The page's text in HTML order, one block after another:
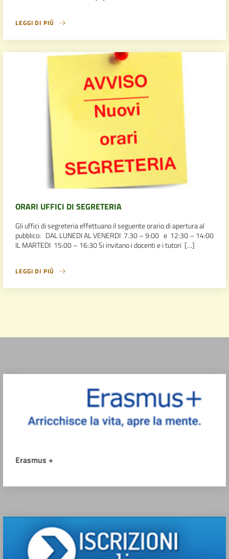
LEGGI DI PIÙ
ORARI UFFICI DI SEGRETERIA
Gli uffici di segreteria effettuano il seguente orario di apertura al
pubblico: DAL LUNEDI AL VENERDI 7.30 – 9:00 e 12:30 – 14:00
IL MARTEDI 15:00 – 16:30 Si invitano i docenti e i tutori […]
LEGGI DI PIÙ
Erasmus +